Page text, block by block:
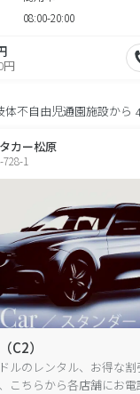
08:00-20:00
円
体不自由児通園施設から
カー松原
1
C2）
ルのレンタル、お得な割
こちらから各店舗にお電